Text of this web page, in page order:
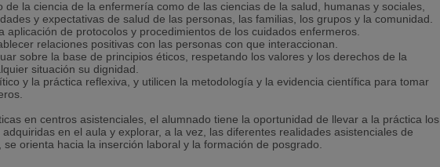
de la ciencia de la enfermería como de las ciencias de la salud, humanas y sociales,
y expectativas de salud de las personas, las familias, los grupos y la comunidad.
aplicación de protocolos y procedimientos de los cuidados enfermeros.
relaciones positivas con las personas con que interaccionan.
sobre la base de principios éticos, respetando los valores y los derechos de la
situación su dignidad.
y la práctica reflexiva, y utilicen la metodología y la evidencia científica para tomar
en centros asistenciales, el alumnado tiene la oportunidad de llevar a la práctica los
en el aula y explorar, a la vez, las diferentes realidades asistenciales de
orienta hacia la inserción laboral y la formación de posgrado.